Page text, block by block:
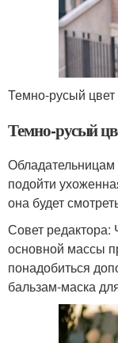
Темно-русый цвет
Темно-русый
Обладательницам
подойти
она будет
Совет редактора:
основной массы
понадобиться
бальзам-маска